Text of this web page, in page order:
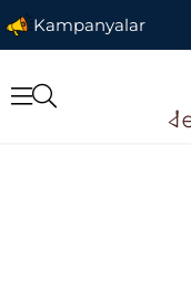
Kampanyalar